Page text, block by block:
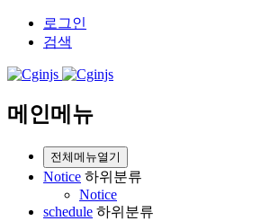
로그인
검색
메인메뉴
전체메뉴열기
Notice 하위분류
Notice
schedule 하위분류